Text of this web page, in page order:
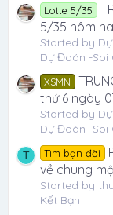
Lotte 5/35
5/35 hôm
Started by
Dự Đoán -Soi
XSMN
thứ 6 ngày
Started by
Dự Đoán -Soi
T Tìm bạn đời
về chung
Started by
Kết Bạn